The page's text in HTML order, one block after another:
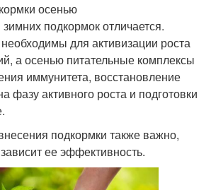
осенью
подкормок отличается.
для активизации роста
а осенью питательные комплексы
иммунитета, восстановление
фазу активного роста и подготовки
подкормки также важно,
зависит ее эффективность.